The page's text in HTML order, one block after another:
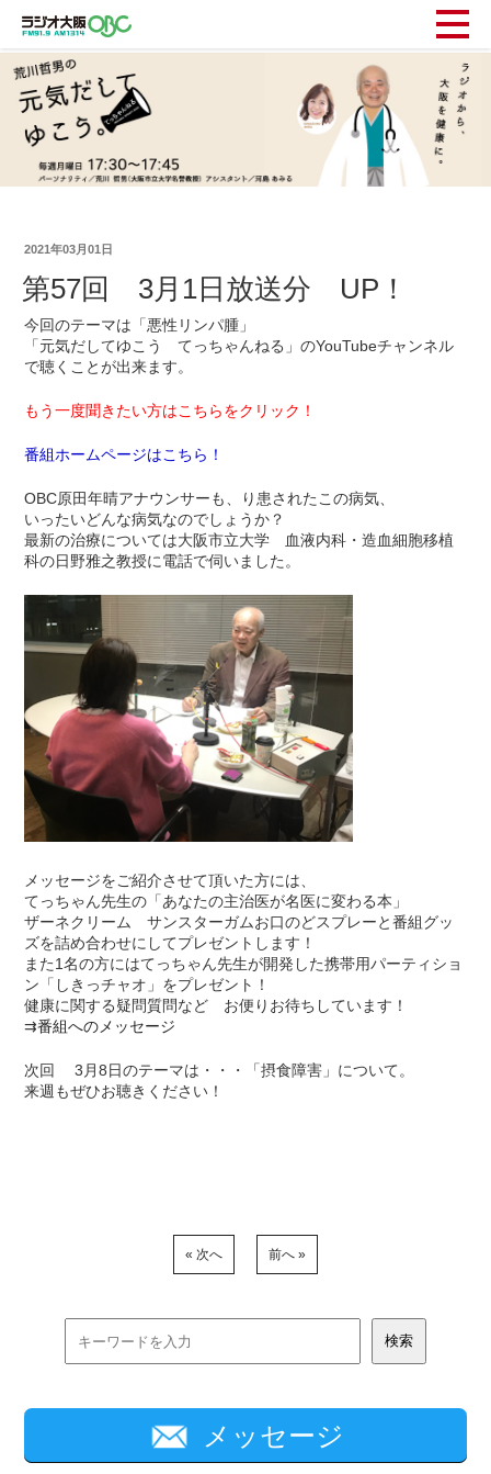
2021年03月01日
第57回 3月1日放送分 UP！
今回のテーマは「悪性リンパ腫」
「元気だしてゆこう てっちゃんねる」のYouTubeチャンネル
で聴くことが出来ます。
もう一度聞きたい方はこちらをクリック！
番組ホームページはこちら！
OBC原田年晴アナウンサーも、り患されたこの病気、
いったいどんな病気なのでしょうか？
最新の治療については大阪市立大学 血液内科・造血細胞移植
科の日野雅之教授に電話で伺いました。
メッセージをご紹介させて頂いた方には、
てっちゃん先生の「あなたの主治医が名医に変わる本」
ザーネクリーム サンスターガムお口のどスプレーと番組グッ
ズを詰め合わせにしてプレゼントします！
また1名の方にはてっちゃん先生が開発した携帯用パーティショ
ン「しきっチャオ」をプレゼント！
健康に関する疑問質問など お便りお待ちしています！
⇉番組へのメッセージ
次回 3月8日のテーマは・・・「摂食障害」について。
来週もぜひお聴きください！
« 次へ 前へ »
メッセージ